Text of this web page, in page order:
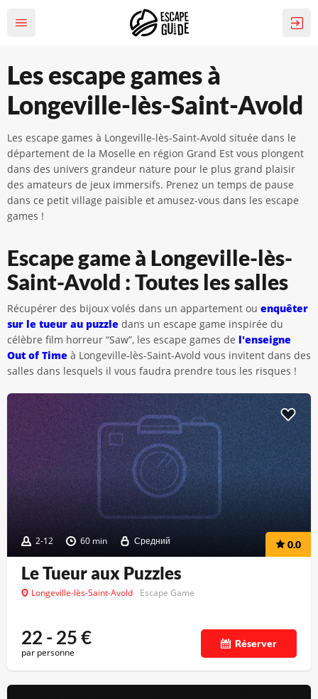
Les escape games à
Longeville-lès-Saint-Avold
Les escape games à Longeville-lès-Saint-Avold située dans le
département de la Moselle en région Grand Est vous plongent
dans des univers grandeur nature pour le plus grand plaisir
des amateurs de jeux immersifs. Prenez un temps de pause
dans ce petit village paisible et amusez-vous dans les escape
games !
Escape game à Longeville-lès-
Saint-Avold : Toutes les salles
Récupérer des bijoux volés dans un appartement ou enquêter
sur le tueur au puzzle dans un escape game inspirée du
célèbre film horreur “Saw”, les escape games de l'enseigne
Out of Time à Longeville-lès-Saint-Avold vous invitent dans des
salles dans lesquels il vous faudra prendre tous les risques !
2-12 60 min Средний 0.0
Le Tueur aux Puzzles
Longeville-lès-Saint-Avold Escape Game
22 - 25€
par personne
Réserver